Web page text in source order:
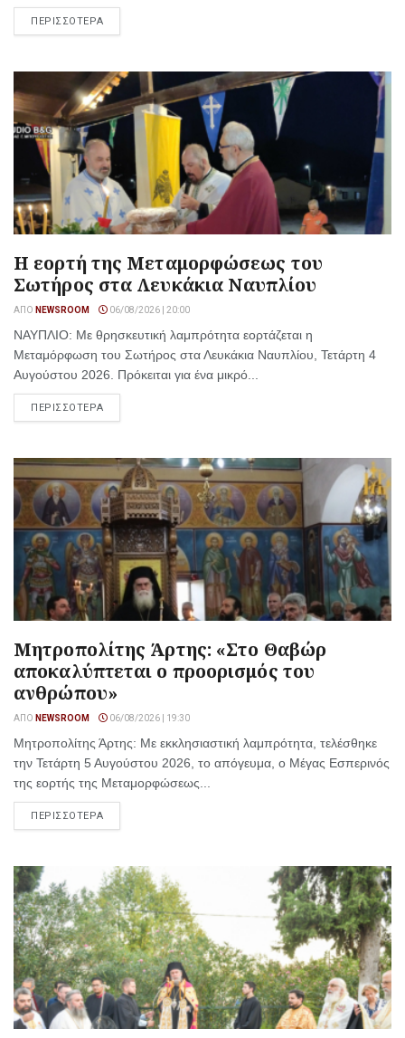
ΠΕΡΙΣΣΟΤΕΡΑ
Η εορτή της Μεταμορφώσεως του
Σωτήρος στα Λευκάκια Ναυπλίου
ΑΠΌ NEWSROOM 06/08/2026 | 20:00
ΝΑΥΠΛΙΟ: Με θρησκευτική λαμπρότητα εορτάζεται η
Μεταμόρφωση του Σωτήρος στα Λευκάκια Ναυπλίου, Τετάρτη 4
Αυγούστου 2026. Πρόκειται για ένα μικρό...
ΠΕΡΙΣΣΟΤΕΡΑ
Μητροπολίτης Άρτης: «Στο Θαβώρ
αποκαλύπτεται ο προορισμός του
ανθρώπου»
ΑΠΌ NEWSROOM 06/08/2026 | 19:30
Μητροπολίτης Άρτης: Με εκκλησιαστική λαμπρότητα, τελέσθηκε
την Τετάρτη 5 Αυγούστου 2026, το απόγευμα, ο Μέγας Εσπερινός
της εορτής της Μεταμορφώσεως...
ΠΕΡΙΣΣΟΤΕΡΑ